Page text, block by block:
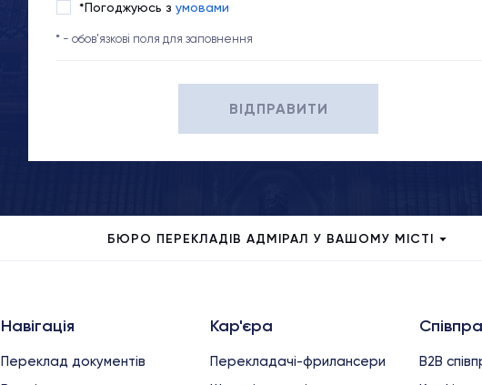
*Погоджуюсь з умовами
* - обов'язкові поля для заповнення
ВІДПРАВИТИ
БЮРО ПЕРЕКЛАДІВ АДМІРАЛ У ВАШОМУ МІСТІ
Навігація
Переклад документів
Кар'єра
Перекладачі-фрилансери
B2B